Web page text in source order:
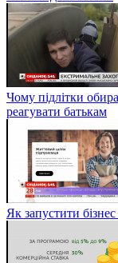
Чому підлітки
реагувати батькам
Як запустити